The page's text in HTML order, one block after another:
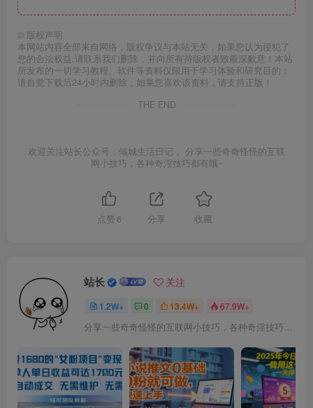
© 版权声明
本网站内容全部来自网络，版权争议与本站无关，如果您认为侵犯了
您的合法权益,请联系我们删除，并向所有持版权者致最深歉意！本站
所发布的一切学习教程、软件等资料仅限用于学习体验和研究目的；
请自觉下载后24小时内删除，如果您喜欢该资料，请支持正版！
THE END
欢迎关注站长公众号：倾城生活日记 。分享一些奇奇怪怪的互联
网小技巧，各种奇淫技巧都有哦~
点赞 6 分享 收藏
站长 关注
1.2W+ 0 13.4W+ 67.9W+
分享一些奇奇怪怪的互联网小技巧，各种奇淫技巧都在本站。